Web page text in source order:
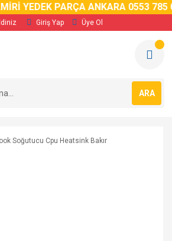
YEDEK PARÇA ANKARA 0553 785 02
Giriş Yap Üye Ol
ARA